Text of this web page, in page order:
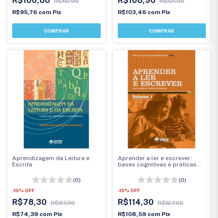
R$95,76 com Pix
R$103,46 com Pix
Aprendizagem da Leitura e
Escrita
(0)
-10% OFF
R$78,30
R$87,00
R$74,39 com Pix
Aprender a ler e escrever:
bases cognitivas e práticas
(0)
-10% OFF
R$114,30
R$127,00
R$108,59 com Pix